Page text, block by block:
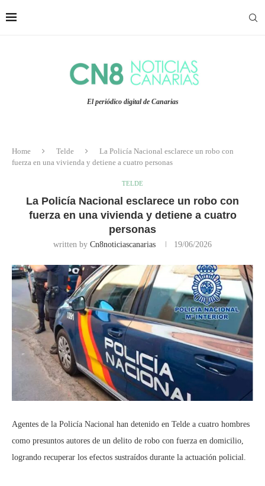
El periódico digital de Canarias
Home Telde
La Policía Nacional esclarece un robo con
fuerza en una vivienda y detiene a cuatro personas
TELDE
La Policía Nacional esclarece un robo con
fuerza en una vivienda y detiene a cuatro
personas
written by Cn8noticiascanarias 19/06/2026
Agentes de la Policía Nacional han detenido en Telde a cuatro hombres
como presuntos autores de un delito de robo con fuerza en domicilio,
logrando recuperar los efectos sustraídos durante la actuación policial.